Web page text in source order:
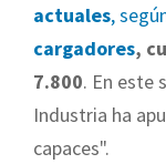
actuales,
cargadores,
7.800. En este
Industria ha
capaces".